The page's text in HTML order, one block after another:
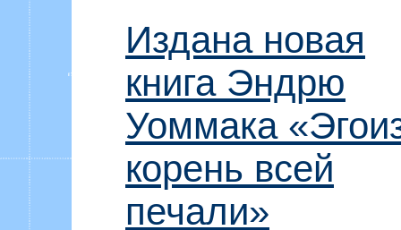
Издана новая
книга Эндрю
Уоммака
корень всей
печали»